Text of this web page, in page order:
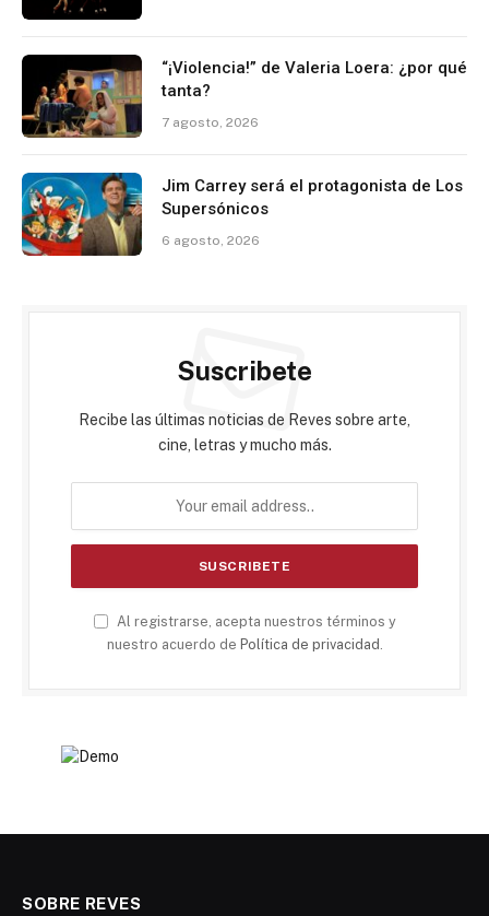
“¡Violencia!” de Valeria Loera: ¿por qué
tanta?
7 agosto, 2026
Jim Carrey será el protagonista de Los
Supersónicos
6 agosto, 2026
Suscribete
Recibe las últimas noticias de Reves sobre arte,
cine, letras y mucho más.
Al registrarse, acepta nuestros términos y
nuestro acuerdo de Política de privacidad .
SOBRE REVES